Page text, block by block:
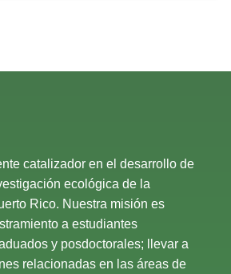
catalizador en el desarrollo de
ecológica de la
Rico. Nuestra misión es
a estudiantes
y posdoctorales; llevar a
relacionadas en las áreas de